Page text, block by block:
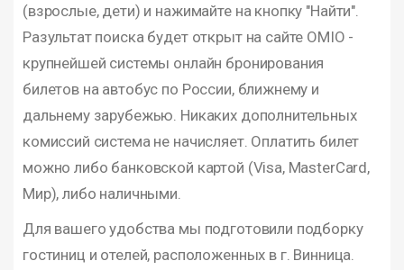
(взрослые, дети) и нажимайте на кнопку "Найти".
Разультат поиска будет открыт на сайте OMIO -
крупнейшей системы онлайн бронирования
билетов на автобус по России, ближнему и
дальнему зарубежью. Никаких дополнительных
комиссий система не начисляет. Оплатить билет
можно либо банковской картой (Visa, MasterCard,
Мир), либо наличными.
Для вашего удобства мы подготовили подборку
гостиниц и отелей, расположенных в г. Винница.